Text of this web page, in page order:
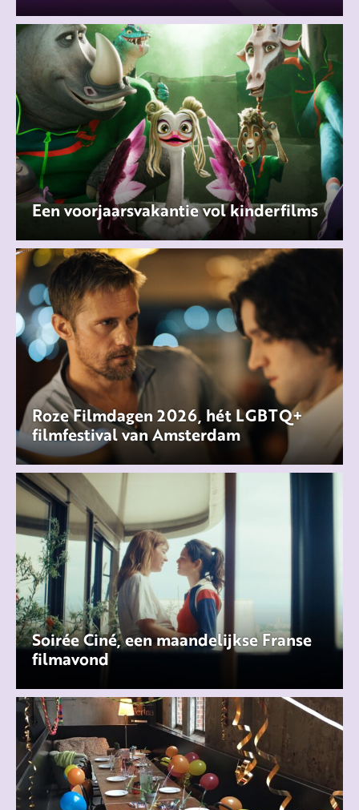
Een voorjaarsvakantie vol kinderfilms
Roze Filmdagen 2026, hét LGBTQ+
filmfestival van Amsterdam
Soirée Ciné, een maandelijkse Franse
filmavond